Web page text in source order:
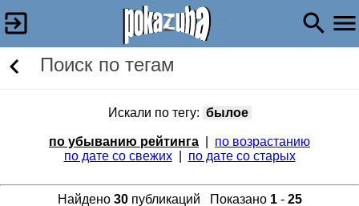
Поиск по тегам
Искали по тегу: былое
по убыванию рейтинга
по возрастанию
по дате со свежих| по дате со старых
Найдено 30публикаций Показано 1- 25